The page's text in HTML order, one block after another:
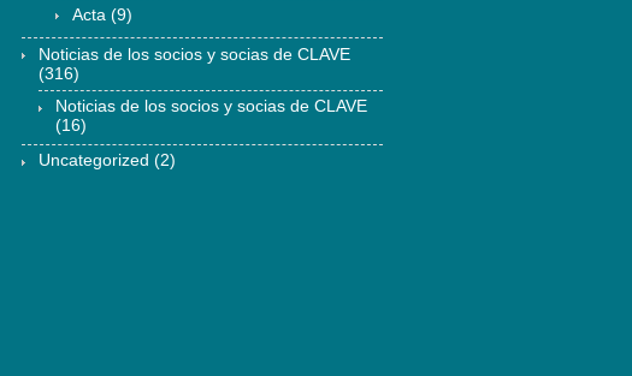
Acta (9)
Noticias de los socios y socias de CLAVE
(316)
Noticias de los socios y socias de CLAVE
(16)
Uncategorized (2)